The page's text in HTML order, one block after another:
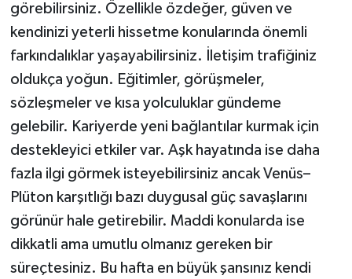
görebilirsiniz. Özellikle özdeğer, güven ve
kendinizi yeterli hissetme konularında önemli
farkındalıklar yaşayabilirsiniz. İletişim trafiğiniz
oldukça yoğun. Eğitimler, görüşmeler,
sözleşmeler ve kısa yolculuklar gündeme
gelebilir. Kariyerde yeni bağlantılar kurmak için
destekleyici etkiler var. Aşk hayatında ise daha
fazla ilgi görmek isteyebilirsiniz ancak Venüs–
Plüton karşıtlığı bazı duygusal güç savaşlarını
görünür hale getirebilir. Maddi konularda ise
dikkatli ama umutlu olmanız gereken bir
süreçtesiniz. Bu hafta en büyük şansınız kendi